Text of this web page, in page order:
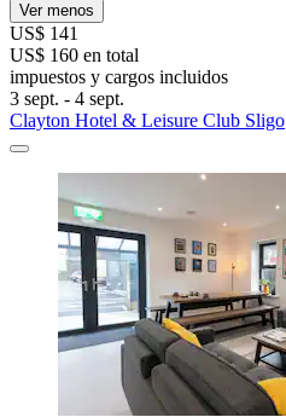
Ver menos
US$ 141
US$ 160 en total
impuestos y cargos incluidos
3 sept. - 4 sept.
Clayton Hotel & Leisure Club Sligo